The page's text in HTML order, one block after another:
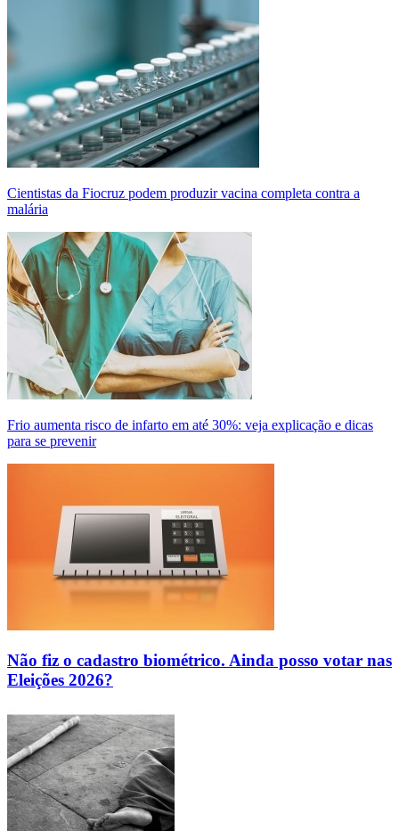
Cientistas da Fiocruz podem produzir vacina completa contra a
malária
Frio aumenta risco de infarto em até 30%: veja explicação e dicas
para se prevenir
Não fiz o cadastro biométrico. Ainda posso votar nas
Eleições 2026?